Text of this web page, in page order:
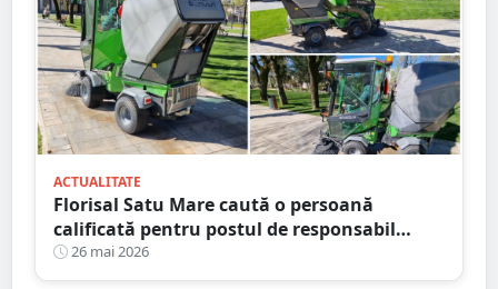
ACTUALITATE
Florisal Satu Mare caută o persoană
calificată pentru postul de responsabil
SSM/protecția muncii și protecția mediului
26 mai 2026